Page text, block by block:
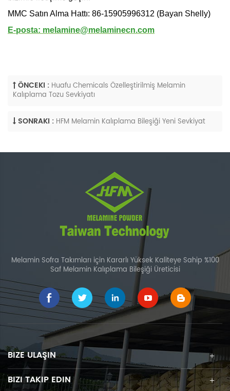
MMC Satın Alma Hattı: 86-15905996312 (Bayan Shelly)
E-posta: melamine@melaminecn.com
ÖNCEKI : Huafu Chemicals Özelleştirilmiş Melamin
Kalıplama Tozu Sevkiyatı
SONRAKI : HFM Melamin Kalıplama Bileşiği Yeni Sevkiyat
Melamin Sofra Takımları için Kararlı Yüksek Kaliteye Sahip %100
Saf Melamin Kalıplama Bileşiği Üreticisi
BIZE ULAŞIN
BIZI TAKIP EDIN